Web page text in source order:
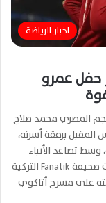
اخبار الرياضة
حفل عمرو
المصري محمد صلاح
مدينة إسطنبول يوم 2 أغسطس المقبل برفقة أسرته،
وسط تصاعد الأنباء
بشأن مستقبله خلال فترة الانتقالات الصيفية. وذكرت صحيفة Fanatik التركية
على مسرح أتاكوي